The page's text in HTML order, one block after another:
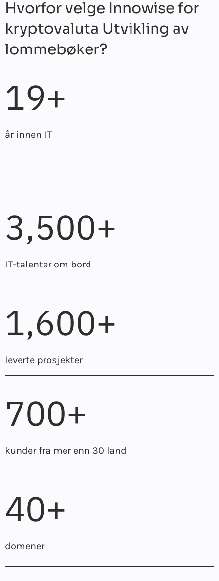
Hvorfor velge Innowise for
kryptovaluta Utvikling av
lommebøker?
19+
år innen IT
3,500+
IT-talenter om bord
1,600+
leverte prosjekter
700+
kunder fra mer enn 30 land
40+
domener